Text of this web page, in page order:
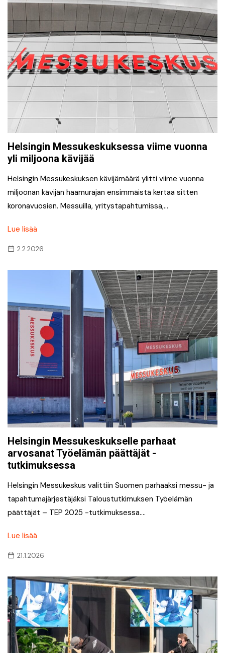
Helsingin Messukeskuksessa viime vuonna
yli miljoona kävijää
Helsingin Messukeskuksen kävijämäärä ylitti viime vuonna
miljoonan kävijän haamurajan ensimmäistä kertaa sitten
koronavuosien. Messuilla, yritystapahtumissa,…
Lue lisää
2.2.2026
Helsingin Messukeskukselle parhaat
arvosanat Työelämän päättäjät -
tutkimuksessa
Helsingin Messukeskus valittiin Suomen parhaaksi messu- ja
tapahtumajärjestäjäksi Taloustutkimuksen Työelämän
päättäjät – TEP 2025 -tutkimuksessa….
Lue lisää
21.1.2026